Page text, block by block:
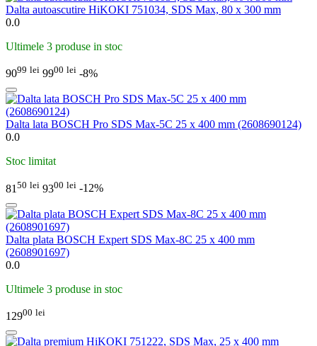
Dalta autoascutire HiKOKI 751034, SDS Max, 80 x 300 mm
0.0
Ultimele 3 produse in stoc
9099 lei 9900 lei -8%
Dalta lata BOSCH Pro SDS Max-5C 25 x 400 mm (2608690124)
0.0
Stoc limitat
81 50 lei 9300 lei -12%
Dalta plata BOSCH Expert SDS Max-8C 25 x 400 mm
(2608901697)
0.0
Ultimele 3 produse in stoc
12900 lei